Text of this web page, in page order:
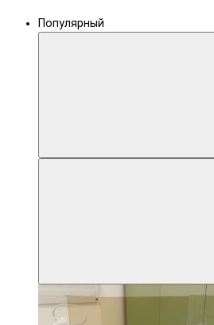
Популярный